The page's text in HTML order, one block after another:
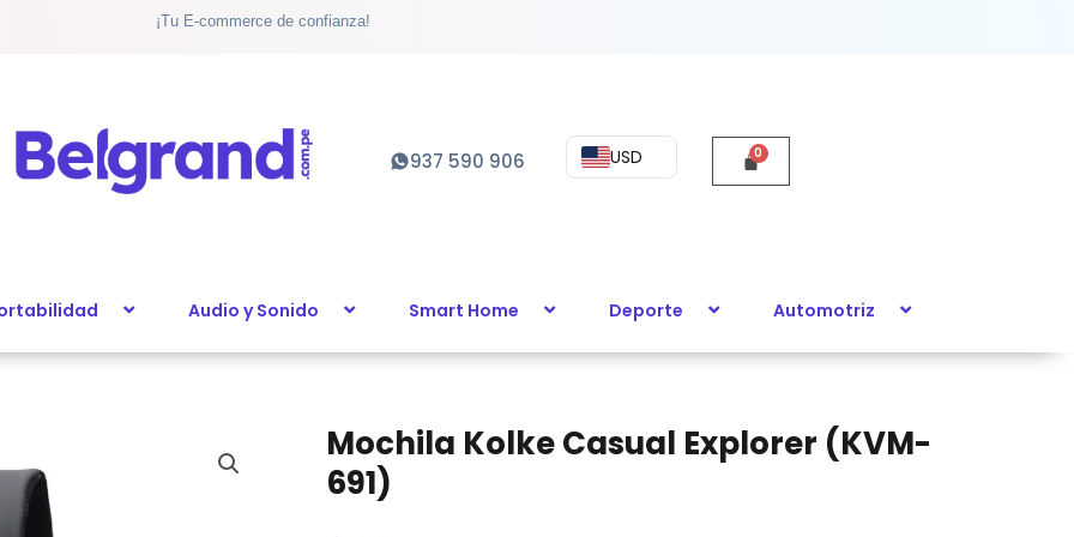
¡Tu E-commerce de confianza!
937 590 906 USD
Audio y Sonido Smart Home Deporte Automotriz
Mochila Kolke Casual Explorer (KVM-
691)
Mochila
Kolke
Casual